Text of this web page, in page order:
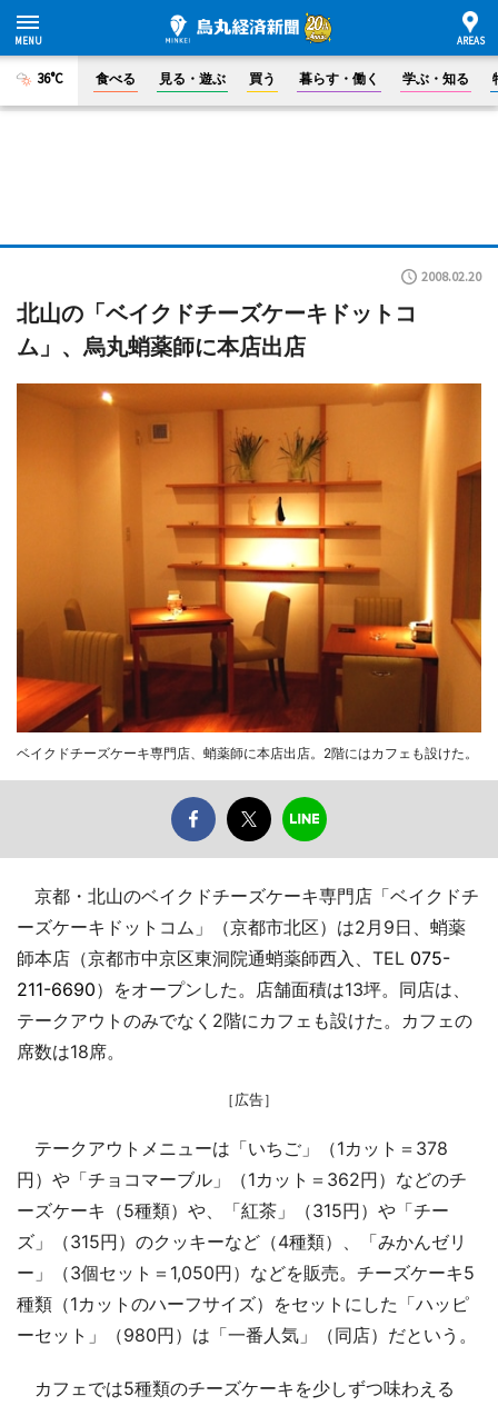
36°C 食べる 見る・遊ぶ 買う 暮らす・働く 学ぶ・知る
2008.02.20
北山の「ベイクドチーズケーキドットコ
ム」、烏丸蛸薬師に本店出店
ベイクドチーズケーキ専門店、蛸薬師に本店出店。2階にはカフェも設けた。
京都・北山のベイクドチーズケーキ専門店「ベイクドチ
ーズケーキドットコム」（京都市北区）は2月9日、蛸薬
師本店（京都市中京区東洞院通蛸薬師西入、TEL 075-
211-6690）をオープンした。店舗面積は13坪。同店は、
テークアウトのみでなく2階にカフェも設けた。カフェの
席数は18席。
［広告］
テークアウトメニューは「いちご」（1カット＝378
円）や「チョコマーブル」（1カット＝362円）などのチ
ーズケーキ（5種類）や、「紅茶」（315円）や「チー
ズ」（315円）のクッキーなど（4種類）、「みかんゼリ
ー」（3個セット＝1,050円）などを販売。チーズケーキ5
種類（1カットのハーフサイズ）をセットにした「ハッピ
ーセット」（980円）は「一番人気」（同店）だという。
カフェでは5種類のチーズケーキを少しずつ味わえる